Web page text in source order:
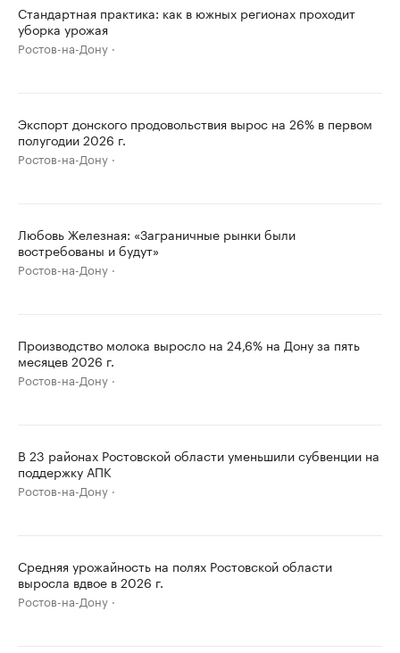
Стандартная практика: как в южных регионах проходит
уборка урожая
Ростов-на-Дону
Экспорт донского продовольствия вырос на 26% в первом
полугодии 2026 г.
Ростов-на-Дону
Любовь Железная: «Заграничные рынки были
востребованы и будут»
Ростов-на-Дону
Производство молока выросло на 24,6% на Дону за пять
месяцев 2026 г.
Ростов-на-Дону
В 23 районах Ростовской области уменьшили субвенции на
поддержку АПК
Ростов-на-Дону
Средняя урожайность на полях Ростовской области
выросла вдвое в 2026 г.
Ростов-на-Дону